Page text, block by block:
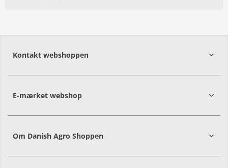
Kontakt webshoppen
E-mærket webshop
Om Danish Agro Shoppen